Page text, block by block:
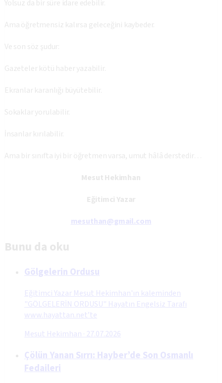
Yolsuz da bir süre idare edebilir.
Ama öğretmensiz kalırsa geleceğini kaybeder.
Ve son söz şudur:
Gazeteler kötü haber yazabilir.
Ekranlar karanlığı büyütebilir.
Sokaklar yorulabilir.
İnsanlar kırılabilir.
Ama bir sınıfta iyi bir öğretmen varsa, umut hâlâ derstedir…
Mesut Hekimhan
Eğitimci Yazar
mesuthan@gmail.com
Bunu da oku
Gölgelerin Ordusu
Eğitimci Yazar Mesut Hekimhan'ın kaleminden
"GÖLGELERİN ORDUSU" Hayatın Engelsiz Tarafı
www.hayattan.net’te
Mesut Hekimhan · 27.07.2026
Çölün Yanan Sırrı: Hayber’de Son Osmanlı
Fedaileri